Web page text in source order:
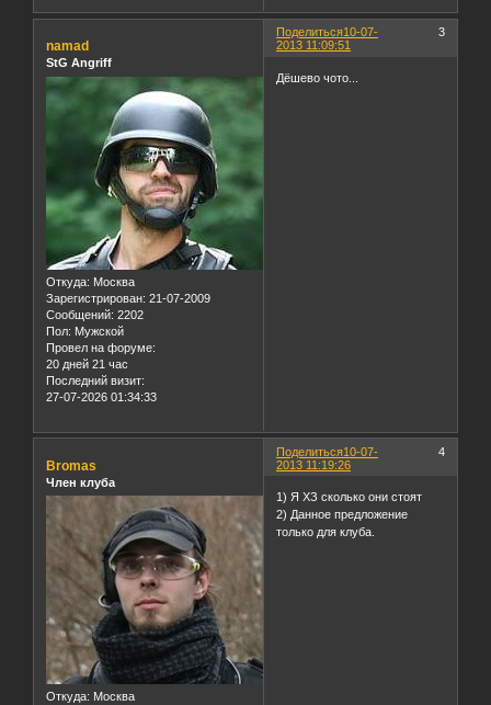
Поделиться 3
10-07-
2013 11:09:51
namad
StG Angriff
Откуда: Москва
Зарегистрирован: 21-07-2009
Сообщений: 2202
Пол: Мужской
Провел на форуме:
20 дней 21 час
Последний визит:
27-07-2026 01:34:33
Дёшево чото...
Поделиться 4
10-07-
2013 11:19:26
Bromas
Член клуба
Откуда: Москва
1) Я ХЗ сколько они стоят
2) Данное предложение
только для клуба.